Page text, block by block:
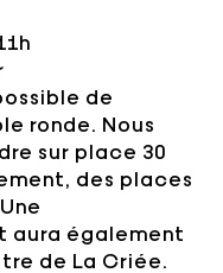
de
ronde. Nous
sur place 30
des places
aura également
de La Criée.